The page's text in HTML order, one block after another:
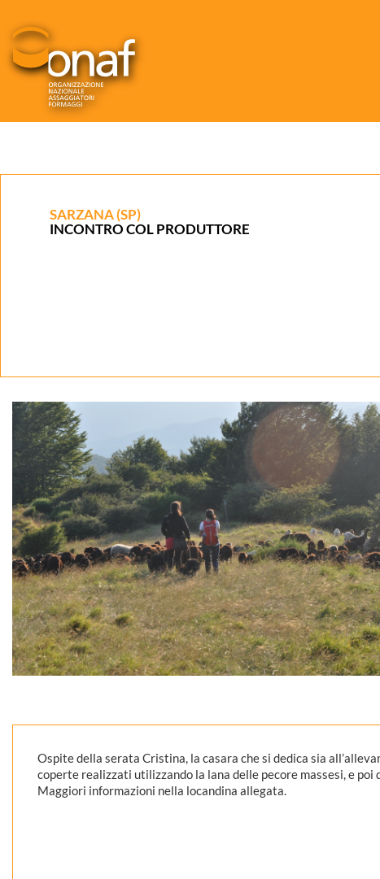
SARZANA (SP)
INCONTRO COL PRODUTTORE
Ospite della serata Cristina, la casara che si dedica sia
coperte realizzati utilizzando la lana delle pecore massesi, e
Maggiori informazioni nella locandina allegata.